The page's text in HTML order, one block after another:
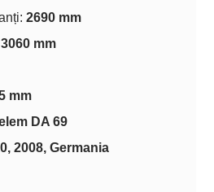
2690 mm
3060 mm
mm
DA 69
2008, Germania